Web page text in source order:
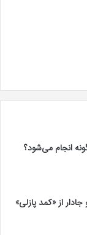
انجام می‌شود؟
از «کمد پازلی»